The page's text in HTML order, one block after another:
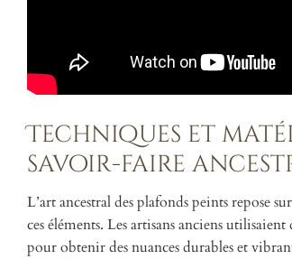
Techniques et
savoir-faire
L’art ancestral des plafonds peints repose
ces éléments. Les artisans anciens
pour obtenir des nuances durables et